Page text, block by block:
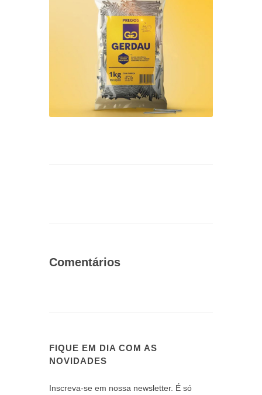
Comentários
FIQUE EM DIA COM AS
NOVIDADES
Inscreva-se em nossa newsletter. É só